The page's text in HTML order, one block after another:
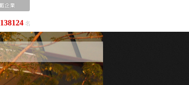
138124 名